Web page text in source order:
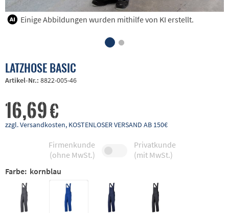
Einige Abbildungen wurden mithilfe von KI erstellt.
LATZHOSE BASIC
Artikel-Nr.: 8822-005-46
16,69 €
zzgl. Versandkosten, KOSTENLOSER VERSAND AB 150€
Firmenkunde
(ohne MwSt.)
Privatkunde
(mit MwSt.)
Farbe: kornblau